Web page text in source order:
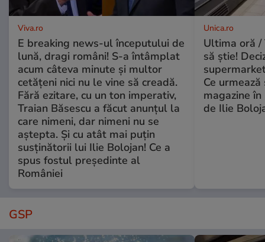
Viva.ro
E breaking news-ul începutului de
lună, dragi români! S-a întâmplat
acum câteva minute și multor
cetățeni nici nu le vine să creadă.
Fără ezitare, cu un ton imperativ,
Traian Băsescu a făcut anunțul la
care nimeni, dar nimeni nu se
aștepta. Și cu atât mai puțin
susținătorii lui Ilie Bolojan! Ce a
spus fostul președinte al
României
Unica.ro
Ultima oră /
să știe!
Ce
magazine
de Ilie
GSP